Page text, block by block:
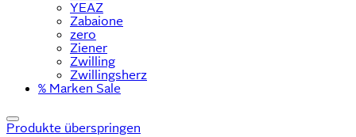
YEAZ
Zabaione
zero
Ziener
Zwilling
Zwillingsherz
% Marken Sale
Produkte überspringen